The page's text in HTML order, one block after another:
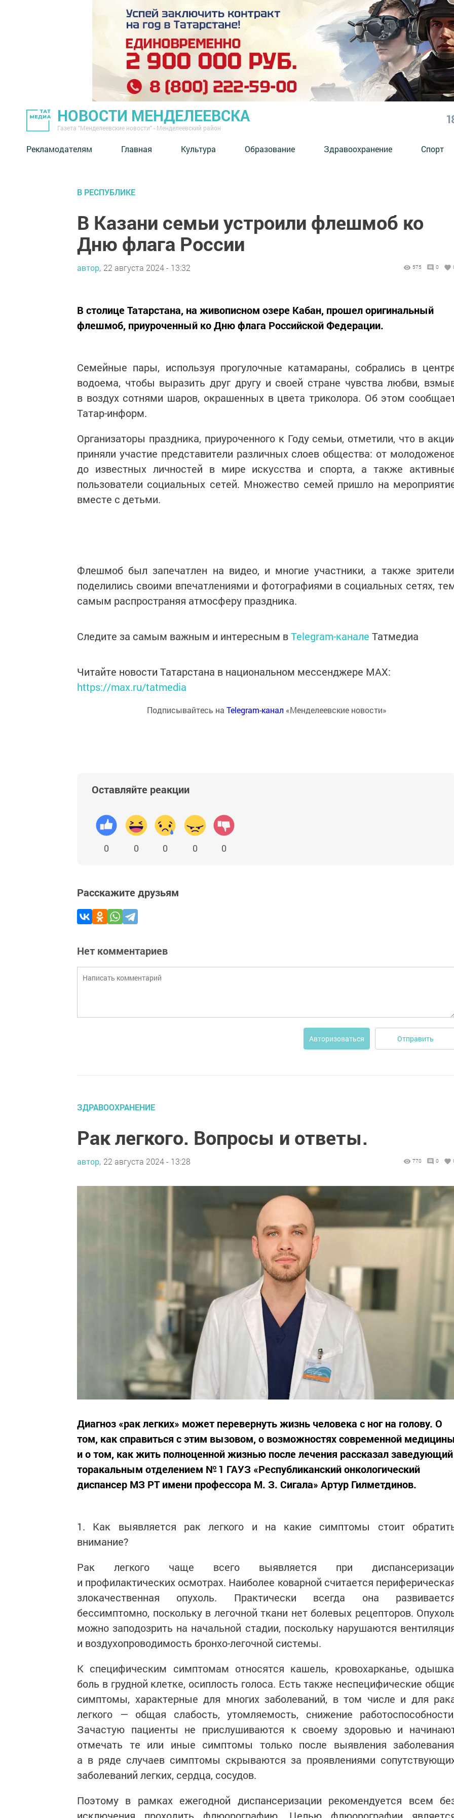
НОВОСТИ МЕНДЕЛЕЕВСКА
Газета "Менделеевские новости" - Менделеевский район
Рекламодателям Главная Культура Образование Здравоохранение Спорт
В РЕСПУБЛИКЕ
В Казани семьи устроили флешмоб ко
Дню флага России
автор, 22 августа 2024 - 13:32 575 0
В столице Татарстана, на живописном озере Кабан, прошел оригинальный
флешмоб, приуроченный ко Дню флага Российской Федерации.
Семейные пары, используя прогулочные катамараны, собрались в
водоема, чтобы выразить друг другу и своей стране чувства любви,
в воздух сотнями шаров, окрашенных в цвета триколора. Об этом
Татар-информ.
Организаторы праздника, приуроченного к Году семьи, отметили, что в
приняли участие представители различных слоев общества: от
до известных личностей в мире искусства и спорта, а также
пользователи социальных сетей. Множество семей пришло на
вместе с детьми.
Флешмоб был запечатлен на видео, и многие участники, а также
поделились своими впечатлениями и фотографиями в социальных сетях,
самым распространяя атмосферу праздника.
Следите за самым важным и интересным вTelegram-канале Татмедиа
Читайте новости Татарстана в национальном мессенджере MАХ:
https://max.ru/tatmedia
Подписывайтесь на Telegram-канал «Менделеевские новости»
Оставляйте реакции
0 0 0 0 0
Расскажите друзьям
Нет комментариев
Авторизоваться Отправить
ЗДРАВООХРАНЕНИЕ
Рак легкого. Вопросы и ответы.
автор, 22 августа 2024 - 13:28 770 0
Диагноз «рак легких» может перевернуть жизнь человека с ног на голову. О
том, как справиться с этим вызовом, о возможностях современной
и о том, как жить полноценной жизнью после лечения рассказал заведующий
торакальным отделением № 1 ГАУЗ «Республиканский онкологический
диспансер МЗ РТ имени профессора М. З. Сигала» Артур Гилметдинов.
1. Как выявляется рак легкого и на какие симптомы стоит
внимание?
Рак легкого чаще всего выявляется при
и профилактических осмотрах. Наиболее коварной считается
злокачественная опухоль. Практически всегда она
бессимптомно, поскольку в легочной ткани нет болевых рецепторов.
можно заподозрить на начальной стадии, поскольку нарушаются
и воздухопроводимость бронхо-легочной системы.
К специфическим симптомам относятся кашель, кровохарканье,
боль в грудной клетке, осиплость голоса. Есть также неспецифические
симптомы, характерные для многих заболеваний, в том числе и для
легкого — общая слабость, утомляемость, снижение
Зачастую пациенты не прислушиваются к своему здоровью и
отмечать те или иные симптомы только после выявления
а в ряде случаев симптомы скрываются за проявлениями
заболеваний легких, сердца, сосудов.
Поэтому в рамках ежегодной диспансеризации рекомендуется всем
исключения проходить флюорографию. Целью флюорографии